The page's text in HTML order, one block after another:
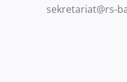
sekretariat@rs-